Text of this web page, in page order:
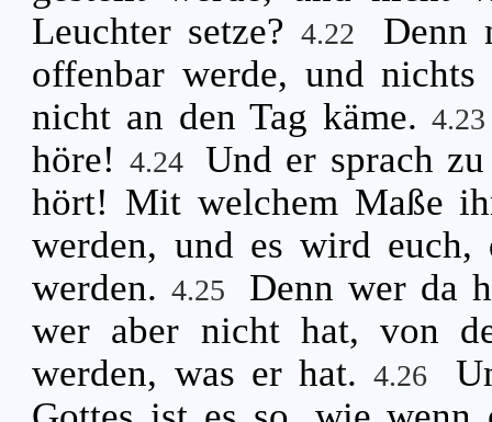
Leuchter setze?4.22
Denn
offenbar werde, und
nicht an den Tag käme.
höre! 4.24
Und er sprach
hört! Mit welchem Maße
werden, und es wird
werden.4.25
Denn wer da
wer aber nicht hat, von
werden, was er hat.4.26